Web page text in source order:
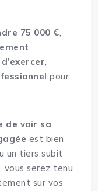
75 000 €,
,
,
pour
de voir sa
est bien
un tiers subit
serez tenu
sur vos